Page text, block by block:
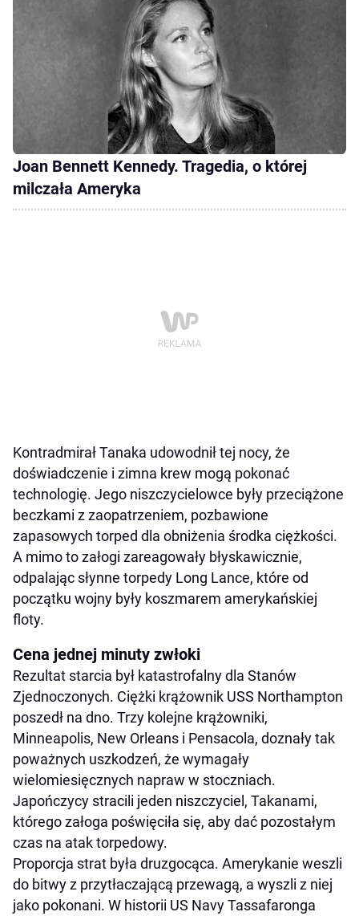
Joan Bennett Kennedy. Tragedia, o której
milczała Ameryka
Kontradmirał Tanaka udowodnił tej nocy, że
doświadczenie i zimna krew mogą pokonać
technologię. Jego niszczycielowce były przeciążone
beczkami z zaopatrzeniem, pozbawione
zapasowych torped dla obniżenia środka ciężkości.
A mimo to załogi zareagowały błyskawicznie,
odpalając słynne torpedy Long Lance, które od
początku wojny były koszmarem amerykańskiej
floty.
Cena jednej minuty zwłoki
Rezultat starcia był katastrofalny dla Stanów
Zjednoczonych. Ciężki krążownik USS Northampton
poszedł na dno. Trzy kolejne krążowniki,
Minneapolis, New Orleans i Pensacola, doznały tak
poważnych uszkodzeń, że wymagały
wielomiesięcznych napraw w stoczniach.
Japończycy stracili jeden niszczyciel, Takanami,
którego załoga poświęciła się, aby dać pozostałym
czas na atak torpedowy.
Proporcja strat była druzgocąca. Amerykanie weszli
do bitwy z przytłaczającą przewagą, a wyszli z niej
jako pokonani. W historii US Navy Tassafaronga